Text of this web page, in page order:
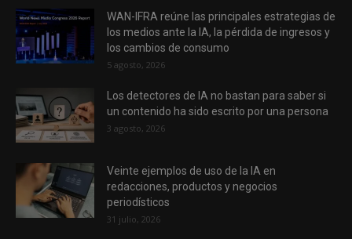
WAN-IFRA reúne las principales estrategias de
los medios ante la IA, la pérdida de ingresos y
los cambios de consumo
5 agosto, 2026
Los detectores de IA no bastan para saber si
un contenido ha sido escrito por una persona
3 agosto, 2026
Veinte ejemplos de uso de la IA en
redacciones, productos y negocios
periodísticos
31 julio, 2026